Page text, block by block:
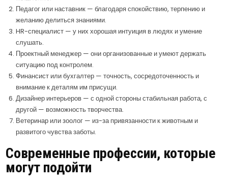
Педагог или наставник — благодаря спокойствию, терпению и
желанию делиться знаниями.
HR-специалист — у них хорошая интуиция в людях и умение
слушать.
Проектный менеджер — они организованные и умеют держать
ситуацию под контролем.
Финансист или бухгалтер — точность, сосредоточенность и
внимание к деталям им присущи.
Дизайнер интерьеров — с одной стороны стабильная работа, с
другой — возможность творчества.
Ветеринар или зоолог — из-за привязанности к животным и
развитого чувства заботы.
Современные профессии, которые
могут подойти